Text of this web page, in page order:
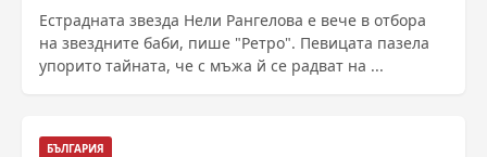
Естрадната звезда Нели Рангелова е вече в отбора
на звездните баби, пише "Ретро". Певицата пазела
упорито тайната, че с мъжа й се радват на ...
БЪЛГАРИЯ